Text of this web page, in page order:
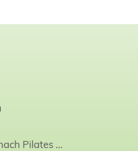
Pilates…